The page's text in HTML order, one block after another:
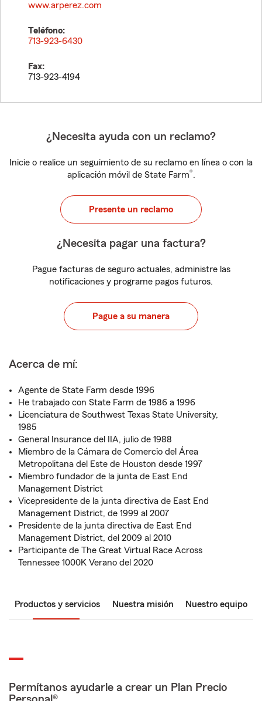
www.arperez.com
Teléfono:
713-923-6430
Fax:
713-923-4194
¿Necesita ayuda con un reclamo?
Inicie o realice un seguimiento de su reclamo en línea o con la
aplicación móvil de State Farm®.
Presente un reclamo
¿Necesita pagar una factura?
Pague facturas de seguro actuales, administre las
notificaciones y programe pagos futuros.
Pague a su manera
Acerca de mí:
Agente de State Farm desde 1996
He trabajado con State Farm de 1986 a 1996
Licenciatura de Southwest Texas State University,
1985
General Insurance del IIA, julio de 1988
Miembro de la Cámara de Comercio del Área
Metropolitana del Este de Houston desde 1997
Miembro fundador de la junta de East End
Management District
Vicepresidente de la junta directiva de East End
Management District, de 1999 al 2007
Presidente de la junta directiva de East End
Management District, del 2009 al 2010
Participante de The Great Virtual Race Across
Tennessee 1000K Verano del 2020
Productos y servicios Nuestra misión Nuestro equipo
Permítanos ayudarle a crear un Plan Precio